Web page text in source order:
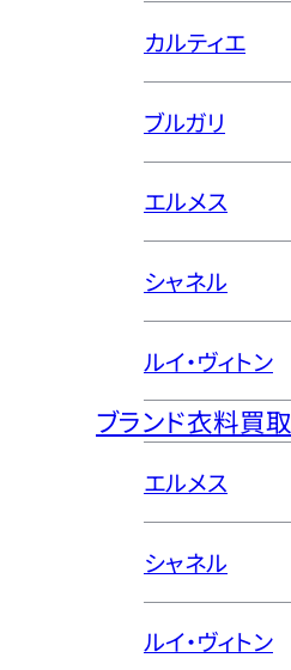
カルティエ
ブルガリ
エルメス
シャネル
ルイ・ヴィトン
ブランド衣料買取
エルメス
シャネル
ルイ・ヴィトン